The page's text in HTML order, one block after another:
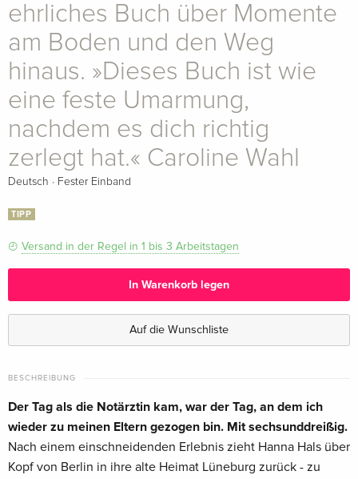
ehrliches Buch über Momente
am Boden und den Weg
hinaus. »Dieses Buch ist wie
eine feste Umarmung,
nachdem es dich richtig
zerlegt hat.« Caroline Wahl
Deutsch · Fester Einband
TIPP
Versand in der Regel in 1 bis 3 Arbeitstagen
In Warenkorb legen
Auf die Wunschliste
BESCHREIBUNG
Der Tag als die Notärztin kam, war der Tag, an dem ich
wieder zu meinen Eltern gezogen bin. Mit sechsunddreißig.
Nach einem einschneidenden Erlebnis zieht Hanna Hals über
Kopf von Berlin in ihre alte Heimat Lüneburg zurück - zu